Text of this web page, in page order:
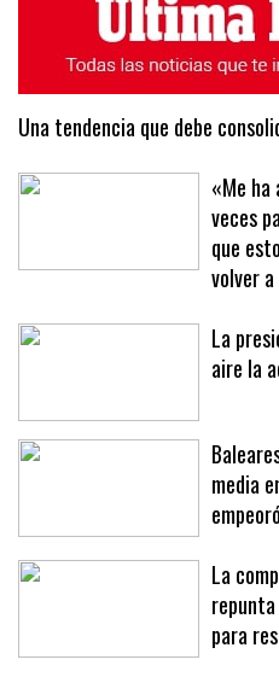
Una tendencia que debe
«Me ha
veces
que
volver
La
aire la
media
La
para